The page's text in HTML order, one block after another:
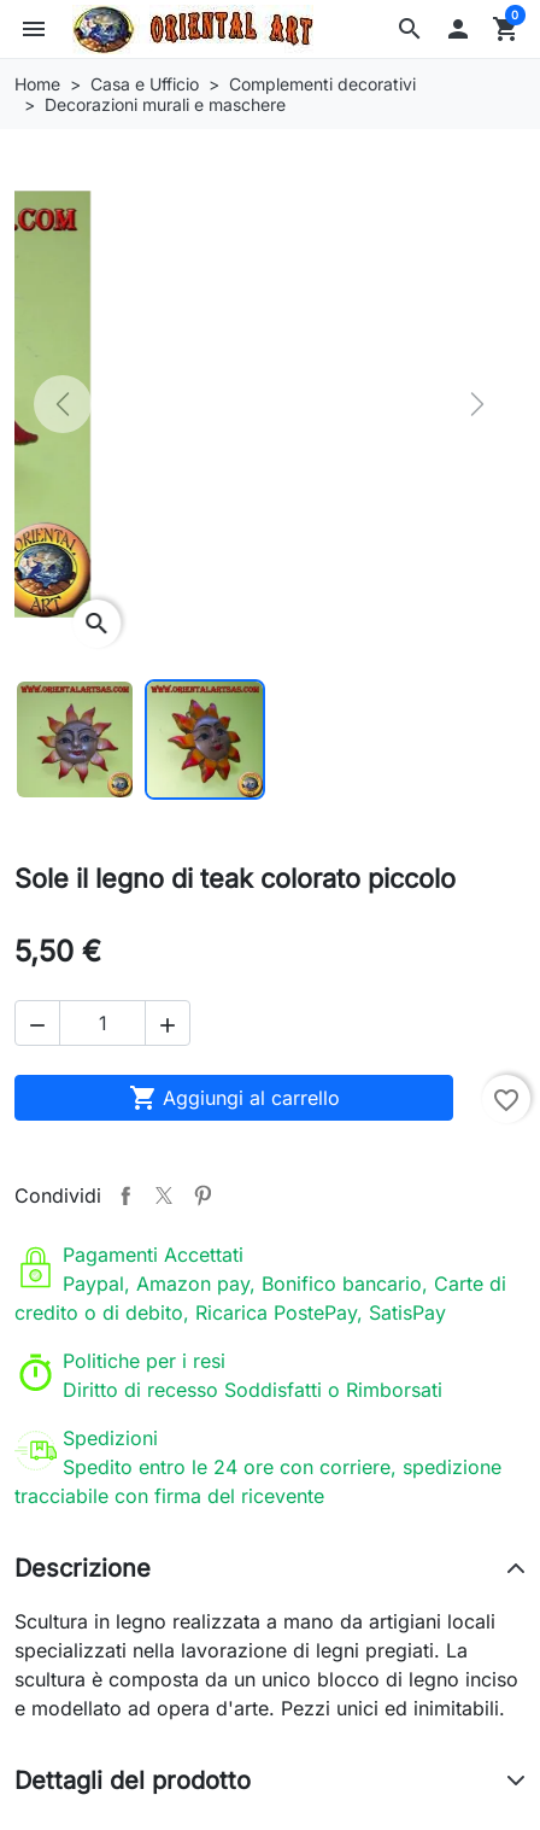
search
menu  shopping_cart
0
Home Casa e Ufficio
Complementi decorativi
Decorazioni murali e maschere
Previous Next
Sole il legno di teak colorato piccolo
5,50 €
 
 Aggiungi al carrello favorite_border
Condividi
Pagamenti Accettati
Paypal, Amazon pay, Bonifico bancario, Carte di
credito o di debito, Ricarica PostePay, SatisPay
Politiche per i resi
Diritto di recesso Soddisfatti o Rimborsati
Spedizioni
Spedito entro le 24 ore con corriere, spedizione
tracciabile con firma del ricevente
Descrizione
Scultura in legno realizzata a mano da artigiani locali
specializzati nella lavorazione di legni pregiati. La
scultura è composta da un unico blocco di legno inciso
e modellato ad opera d'arte. Pezzi unici ed inimitabili.
Dettagli del prodotto